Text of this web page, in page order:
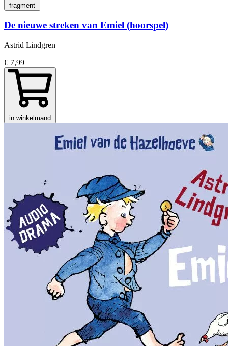
fragment
De nieuwe streken van Emiel (hoorspel)
Astrid Lindgren
€ 7,99
in winkelmand